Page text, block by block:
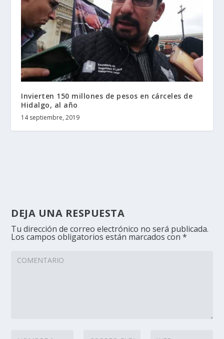
Invierten 150 millones de pesos en cárceles de
Hidalgo, al año
14 septiembre, 2019
DEJA UNA RESPUESTA
Tu dirección de correo electrónico no será publicada.
Los campos obligatorios están marcados con*